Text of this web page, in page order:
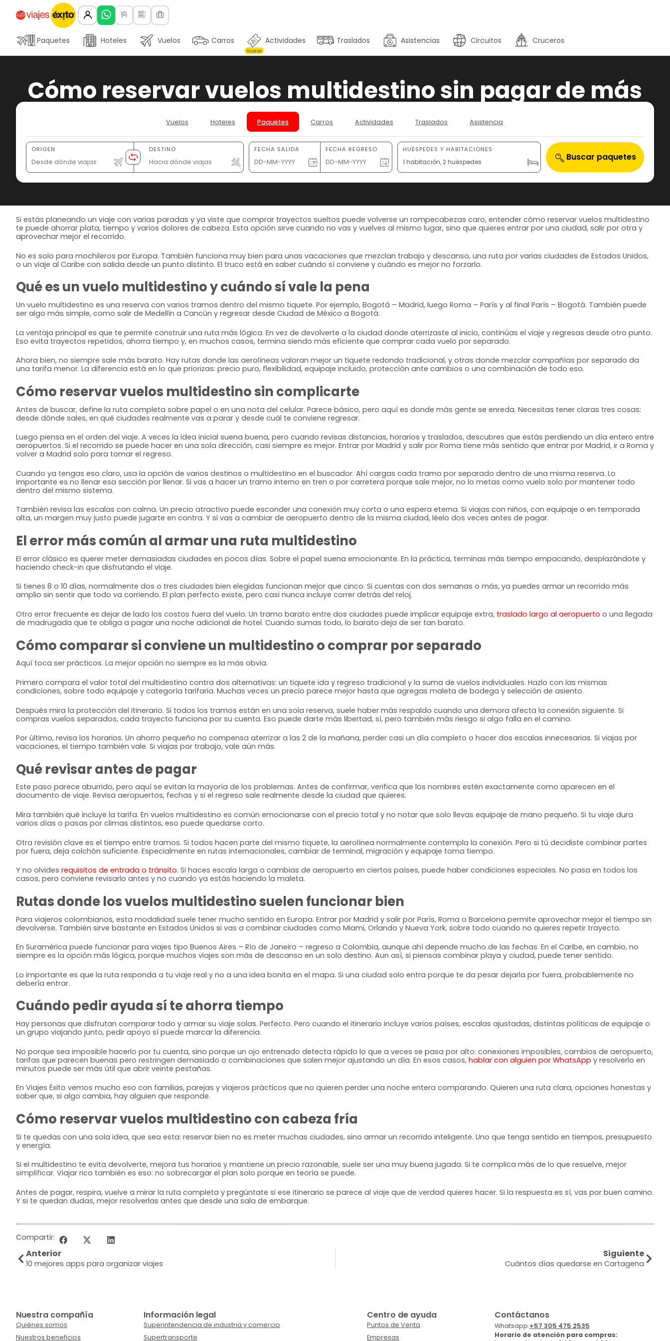
Paquetes Hoteles Vuelos Carros Actividades
Nuevo
Traslados Asistencias Circuitos Cruceros
Cómo reservar vuelos multidestino sin pagar de más
Vuelos Hoteles Paquetes Carros Actividades Traslados Asistencia
ORIGEN DESTINO FECHA SALIDA FECHA REGRESO HUÉSPEDES Y HABITACIONES
1 habitación, 2 huéspedes Buscar paquetes
Si estás planeando un viaje con varias paradas y ya viste que comprar trayectos sueltos puede volverse un rompecabezas caro, entender cómo reservar vuelos multidestino
te puede ahorrar plata, tiempo y varios dolores de cabeza. Esta opción sirve cuando no vas y vuelves al mismo lugar, sino que quieres entrar por una ciudad, salir por otra y
aprovechar mejor el recorrido.
No es solo para mochileros por Europa. También funciona muy bien para unas vacaciones que mezclan trabajo y descanso, una ruta por varias ciudades de Estados Unidos,
o un viaje al Caribe con salida desde un punto distinto. El truco está en saber cuándo sí conviene y cuándo es mejor no forzarlo.
Qué es un vuelo multidestino y cuándo sí vale la pena
Un vuelo multidestino es una reserva con varios tramos dentro del mismo tiquete. Por ejemplo, Bogotá – Madrid, luego Roma – París y al final París – Bogotá. También puede
ser algo más simple, como salir de Medellín a Cancún y regresar desde Ciudad de México a Bogotá.
La ventaja principal es que te permite construir una ruta más lógica. En vez de devolverte a la ciudad donde aterrizaste al inicio, continúas el viaje y regresas desde otro punto.
Eso evita trayectos repetidos, ahorra tiempo y, en muchos casos, termina siendo más eficiente que comprar cada vuelo por separado.
Ahora bien, no siempre sale más barato. Hay rutas donde las aerolíneas valoran mejor un tiquete redondo tradicional, y otras donde mezclar compañías por separado da
una tarifa menor. La diferencia está en lo que priorizas: precio puro, flexibilidad, equipaje incluido, protección ante cambios o una combinación de todo eso.
Cómo reservar vuelos multidestino sin complicarte
Antes de buscar, define la ruta completa sobre papel o en una nota del celular. Parece básico, pero aquí es donde más gente se enreda. Necesitas tener claras tres cosas:
desde dónde sales, en qué ciudades realmente vas a parar y desde cuál te conviene regresar.
Luego piensa en el orden del viaje. A veces la idea inicial suena buena, pero cuando revisas distancias, horarios y traslados, descubres que estás perdiendo un día entero entre
aeropuertos. Si el recorrido se puede hacer en una sola dirección, casi siempre es mejor. Entrar por Madrid y salir por Roma tiene más sentido que entrar por Madrid, ir a Roma y
volver a Madrid solo para tomar el regreso.
Cuando ya tengas eso claro, usa la opción de varios destinos o multidestino en el buscador. Ahí cargas cada tramo por separado dentro de una misma reserva. Lo
importante es no llenar esa sección por llenar. Si vas a hacer un tramo interno en tren o por carretera porque sale mejor, no lo metas como vuelo solo por mantener todo
dentro del mismo sistema.
También revisa las escalas con calma. Un precio atractivo puede esconder una conexión muy corta o una espera eterna. Si viajas con niños, con equipaje o en temporada
alta, un margen muy justo puede jugarte en contra. Y si vas a cambiar de aeropuerto dentro de la misma ciudad, léelo dos veces antes de pagar.
El error más común al armar una ruta multidestino
El error clásico es querer meter demasiadas ciudades en pocos días. Sobre el papel suena emocionante. En la práctica, terminas más tiempo empacando, desplazándote y
haciendo check-in que disfrutando el viaje.
Si tienes 8 o 10 días, normalmente dos o tres ciudades bien elegidas funcionan mejor que cinco. Si cuentas con dos semanas o más, ya puedes armar un recorrido más
amplio sin sentir que todo va corriendo. El plan perfecto existe, pero casi nunca incluye correr detrás del reloj.
Otro error frecuente es dejar de lado los costos fuera del vuelo. Un tramo barato entre dos ciudades puede implicar equipaje extra, traslado largo al aeropuerto o una llegada
de madrugada que te obliga a pagar una noche adicional de hotel. Cuando sumas todo, lo barato deja de ser tan barato.
Cómo comparar si conviene un multidestino o comprar por separado
Aquí toca ser prácticos. La mejor opción no siempre es la más obvia.
Primero compara el valor total del multidestino contra dos alternativas: un tiquete ida y regreso tradicional y la suma de vuelos individuales. Hazlo con las mismas
condiciones, sobre todo equipaje y categoría tarifaria. Muchas veces un precio parece mejor hasta que agregas maleta de bodega y selección de asiento.
Después mira la protección del itinerario. Si todos los tramos están en una sola reserva, suele haber más respaldo cuando una demora afecta la conexión siguiente. Si
compras vuelos separados, cada trayecto funciona por su cuenta. Eso puede darte más libertad, sí, pero también más riesgo si algo falla en el camino.
Por último, revisa los horarios. Un ahorro pequeño no compensa aterrizar a las 2 de la mañana, perder casi un día completo o hacer dos escalas innecesarias. Si viajas por
vacaciones, el tiempo también vale. Si viajas por trabajo, vale aún más.
Qué revisar antes de pagar
Este paso parece aburrido, pero aquí se evitan la mayoría de los problemas. Antes de confirmar, verifica que los nombres estén exactamente como aparecen en el
documento de viaje. Revisa aeropuertos, fechas y si el regreso sale realmente desde la ciudad que quieres.
Mira también qué incluye la tarifa. En vuelos multidestino es común emocionarse con el precio total y no notar que solo llevas equipaje de mano pequeño. Si tu viaje dura
varios días o pasas por climas distintos, eso puede quedarse corto.
Otra revisión clave es el tiempo entre tramos. Si todos hacen parte del mismo tiquete, la aerolínea normalmente contempla la conexión. Pero si tú decidiste combinar partes
por fuera, deja colchón suficiente. Especialmente en rutas internacionales, cambiar de terminal, migración y equipaje toma tiempo.
Y no olvides requisitos de entrada o tránsito. Si haces escala larga o cambias de aeropuerto en ciertos países, puede haber condiciones especiales. No pasa en todos los
casos, pero conviene revisarlo antes y no cuando ya estás haciendo la maleta.
Rutas donde los vuelos multidestino suelen funcionar bien
Para viajeros colombianos, esta modalidad suele tener mucho sentido en Europa. Entrar por Madrid y salir por París, Roma o Barcelona permite aprovechar mejor el tiempo sin
devolverse. También sirve bastante en Estados Unidos si vas a combinar ciudades como Miami, Orlando y Nueva York, sobre todo cuando no quieres repetir trayecto.
En Suramérica puede funcionar para viajes tipo Buenos Aires – Río de Janeiro – regreso a Colombia, aunque ahí depende mucho de las fechas. En el Caribe, en cambio, no
siempre es la opción más lógica, porque muchos viajes son más de descanso en un solo destino. Aun así, si piensas combinar playa y ciudad, puede tener sentido.
Lo importante es que la ruta responda a tu viaje real y no a una idea bonita en el mapa. Si una ciudad solo entra porque te da pesar dejarla por fuera, probablemente no
debería entrar.
Cuándo pedir ayuda sí te ahorra tiempo
Hay personas que disfrutan comparar todo y armar su viaje solas. Perfecto. Pero cuando el itinerario incluye varios países, escalas ajustadas, distintas políticas de equipaje o
un grupo viajando junto, pedir apoyo sí puede marcar la diferencia.
No porque sea imposible hacerlo por tu cuenta, sino porque un ojo entrenado detecta rápido lo que a veces se pasa por alto: conexiones imposibles, cambios de aeropuerto,
tarifas que parecen buenas pero restringen demasiado o combinaciones que salen mejor ajustando un día. En esos casos, hablar con alguien por WhatsApp y resolverlo en
minutos puede ser más útil que abrir veinte pestañas.
En Viajes Éxito vemos mucho eso con familias, parejas y viajeros prácticos que no quieren perder una noche entera comparando. Quieren una ruta clara, opciones honestas y
saber que, si algo cambia, hay alguien que responde.
Cómo reservar vuelos multidestino con cabeza fría
Si te quedas con una sola idea, que sea esta: reservar bien no es meter muchas ciudades, sino armar un recorrido inteligente. Uno que tenga sentido en tiempos, presupuesto
y energía.
Si el multidestino te evita devolverte, mejora tus horarios y mantiene un precio razonable, suele ser una muy buena jugada. Si te complica más de lo que resuelve, mejor
simplificar. Viajar rico también es eso: no sobrecargar el plan solo porque en teoría se puede.
Antes de pagar, respira, vuelve a mirar la ruta completa y pregúntate si ese itinerario se parece al viaje que de verdad quieres hacer. Si la respuesta es sí, vas por buen camino.
Y si te quedan dudas, mejor resolverlas antes que desde una sala de embarque.
Compartir:
Anterior
10 mejores apps para organizar viajes
Siguiente
Cuántos días quedarse en Cartagena
Nuestra compañía
Quiénes somos
Nuestros beneficios
Información legal
Superintendencia de industria y comercio
Supertransporte
Centro de ayuda
Puntos de Venta
Empresas
Contáctanos
Whatsapp:+57 305 475 2535
Horario de atención para compras: